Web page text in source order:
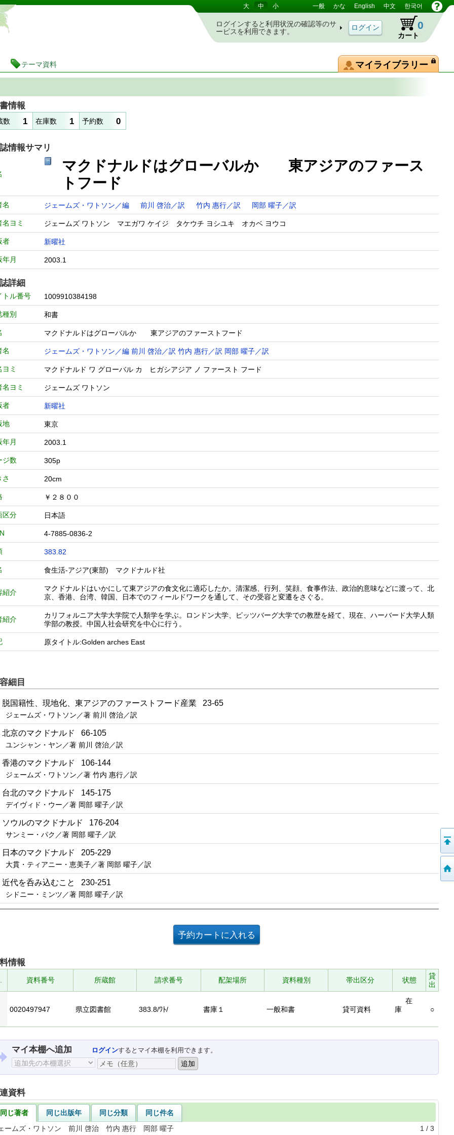
静岡県立図書館 蔵書検索・予約システム 大 中 小 一般 かな English 中文 한국어
ログインすると利用状況の確認等のサ
ービスを利用できます。
カート
0
テーマ資料 マイライブラリー
情報
数 1 在庫数 1 予約数 0
情報サマリ
マクドナルドはグローバルか 東アジアのファース
トフード
名 ジェームズ・ワトソン／編 前川 啓治／訳 竹内 惠行／訳 岡部 曜子／訳
名ヨミ ジェームズ ワトソン マエガワ ケイジ タケウチ ヨシユキ オカベ ヨウコ
者 新曜社
年月 2003.1
詳細
トル番号 1009910384198
種別 和書
マクドナルドはグローバルか 東アジアのファーストフード
名 ジェームズ・ワトソン／編 前川 啓治／訳 竹内 惠行／訳 岡部 曜子／訳
ヨミ マクドナルド ワ グローバル カ ヒガシアジア ノ ファースト フード
名ヨミ ジェームズ ワトソン
者 新曜社
地 東京
年月 2003.1
ジ数 305p
さ 20cm
￥２８００
区分 日本語
4-7885-0836-2
383.82
食生活-アジア(東部) マクドナルド社
紹介
マクドナルドはいかにして東アジアの食文化に適応したか。清潔感、行列、笑顔、食事作法、政治的意味などに渡って、北
京、香港、台湾、韓国、日本でのフィールドワークを通して、その受容と変遷をさぐる。
紹介
カリフォルニア大学大学院で人類学を学ぶ。ロンドン大学、ピッツバーグ大学での教歴を経て、現在、ハーバード大学人類
学部の教授。中国人社会研究を中心に行う。
原タイトル:Golden arches East
細目
脱国籍性、現地化、東アジアのファーストフード産業 23-65
ジェームズ・ワトソン／著 前川 啓治／訳
北京のマクドナルド 66-105
ユンシャン・ヤン／著 前川 啓治／訳
香港のマクドナルド 106-144
ジェームズ・ワトソン／著 竹内 惠行／訳
台北のマクドナルド 145-175
デイヴィド・ウー／著 岡部 曜子／訳
ソウルのマクドナルド 176-204
サンミー・パク／著 岡部 曜子／訳
日本のマクドナルド 205-229
大貫・ティアニー・恵美子／著 岡部 曜子／訳
近代を呑み込むこと 230-251
シドニー・ミンツ／著 岡部 曜子／訳
情報
資料番号 所蔵館 請求番号 配架場所 資料種別 帯出区分 状態
貸
出
0020497947 県立図書館 383.8/ﾜﾄ/ 書庫１ 一般和書 貸可資料
在
庫
○
マイ本棚へ追加 ログインするとマイ本棚を利用できます。
資料
同じ著者 同じ出版年 同じ分類
同じ件名
ームズ・ワトソン 前川 啓治 竹内 惠行 岡部 曜子
1 / 3